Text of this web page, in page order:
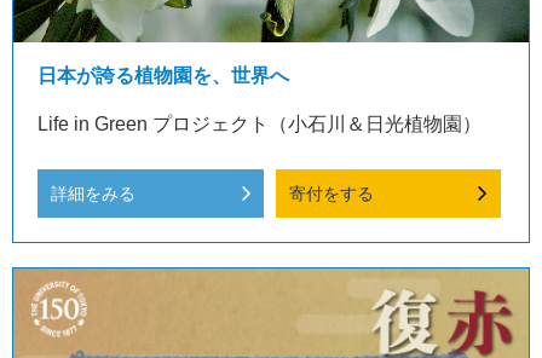
日本が誇る植物園を、世界へ
Life in Green プロジェクト（小石川＆日光植物園）
詳細をみる 寄付をする